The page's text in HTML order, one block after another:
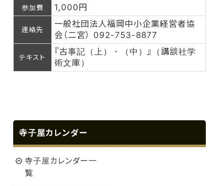
寺子屋カレンダー
寺子屋カレンダー一
覧
参加費 1,000円
連絡先
一般社団法人福岡中小企業経営者協
会（二宮） 092-753-8877
テキスト
『古事記（上）・（中）』（講談社学
術文庫）